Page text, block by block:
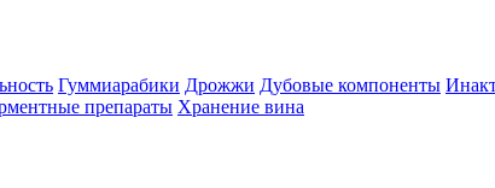
Гуммиарабики Дрожжи Дубовые компоненты
препараты Хранение вина